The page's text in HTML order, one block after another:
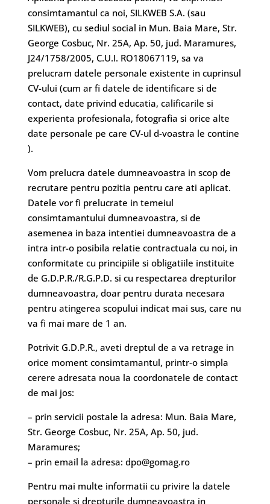
consimtamantul ca noi, SILKWEB S.A. (sau
SILKWEB), cu sediul social in Mun. Baia Mare, Str.
George Cosbuc, Nr. 25A, Ap. 50, jud. Maramures,
J24/1758/2005, C.U.I. RO18067119, sa va
prelucram datele personale existente in cuprinsul
CV-ului (cum ar fi datele de identificare si de
contact, date privind educatia, calificarile si
experienta profesionala, fotografia si orice alte
date personale pe care CV-ul d-voastra le contine
).
Vom prelucra datele dumneavoastra in scop de
recrutare pentru pozitia pentru care ati aplicat.
Datele vor fi prelucrate in temeiul
consimtamantului dumneavoastra, si de
asemenea in baza intentiei dumneavoastra de a
intra intr-o posibila relatie contractuala cu noi, in
conformitate cu principiile si obligatiile instituite
de G.D.P.R./R.G.P.D. si cu respectarea drepturilor
dumneavoastra, doar pentru durata necesara
pentru atingerea scopului indicat mai sus, care nu
va fi mai mare de 1 an.
Potrivit G.D.P.R., aveti dreptul de a va retrage in
orice moment consimtamantul, printr-o simpla
cerere adresata noua la coordonatele de contact
de mai jos:
– prin servicii postale la adresa: Mun. Baia Mare,
Str. George Cosbuc, Nr. 25A, Ap. 50, jud.
Maramures;
– prin email la adresa: dpo@gomag.ro
Pentru mai multe informatii cu privire la datele
personale si drepturile dumneavoastra in